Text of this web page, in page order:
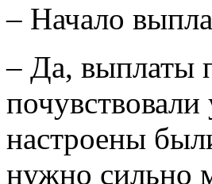
– Начало
– Да, выплаты
настроены
нужно сильно